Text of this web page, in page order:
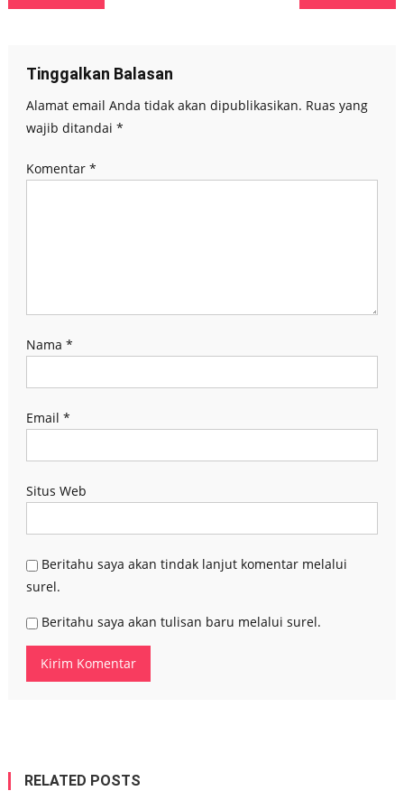
Tinggalkan Balasan
Alamat email Anda tidak akan dipublikasikan. Ruas yang
wajib ditandai *
Komentar *
Nama *
Email *
Situs Web
Beritahu saya akan tindak lanjut komentar melalui
surel.
Beritahu saya akan tulisan baru melalui surel.
RELATED POSTS